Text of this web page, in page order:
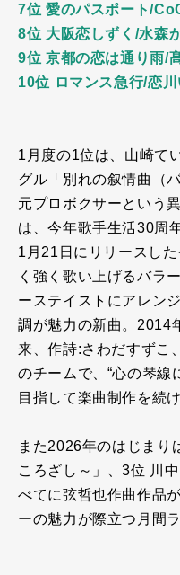
7位 愛のパスポート/
8位 大阪恋しずく/水森
9位 京都の恋は通り雨/
10位 ロマンス急行/恋
1月度の1位は、山崎て
グル「別れの叙情曲（
元プロボクサーという
は、今年歌手生活30周
1 月 21 日にリリースし
く強く歌い上げるバラ
ーステイストにアレン
調が魅力の新曲。 2014
来、作詩:さわだすずこ
のチームで、“心の琴線
目指して楽曲制作を続
また2026年のはじまり
ころざし～」、3位 川
べてに弦哲也作曲作品
ーの魅力が際立つ月間